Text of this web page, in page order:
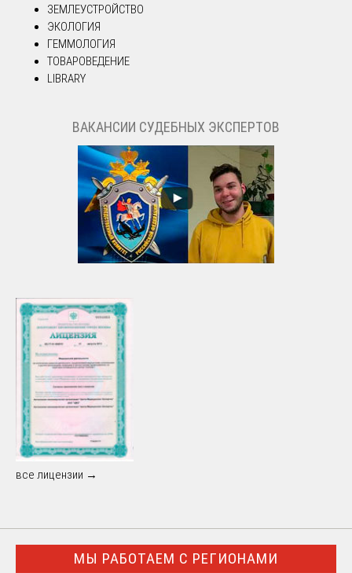
ЗЕМЛЕУСТРОЙСТВО
ЭКОЛОГИЯ
ГЕММОЛОГИЯ
ТОВАРОВЕДЕНИЕ
LIBRARY
ВАКАНСИИ СУДЕБНЫХ ЭКСПЕРТОВ
все лицензии →
МЫ РАБОТАЕМ С РЕГИОНАМИ